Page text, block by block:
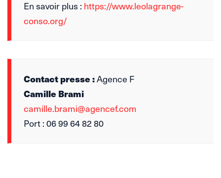
En savoir plus : https://www.leolagrange-
conso.org/
Contact presse :Agence F
Camille Brami
camille.brami@agencef.com
Port : 06 99 64 82 80